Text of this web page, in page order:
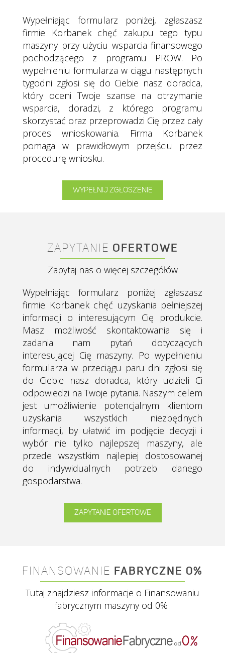
Wypełniając formularz poniżej, zgłaszasz
firmie Korbanek chęć zakupu tego typu
maszyny przy użyciu wsparcia finansowego
pochodzącego z programu PROW.
Po
wypełnieniu formularza w ciągu następnych
tygodni zgłosi się do Ciebie nasz doradca,
który oceni Twoje szanse na otrzymanie
wsparcia, doradzi, z którego programu
skorzystać oraz przeprowadzi Cię przez cały
proces wnioskowania. Firma Korbanek
pomaga w prawidłowym przejściu przez
procedurę wniosku.
WYPEŁNIJ ZGŁOSZENIE
ZAPYTANIE OFERTOWE
Zapytaj nas o więcej szczegółów
Wypełniając formularz poniżej zgłaszasz
firmie Korbanek chęć uzyskania pełniejszej
informacji o interesującym Cię produkcie.
Masz możliwość skontaktowania się i
zadania nam pytań dotyczących
interesującej Cię maszyny. Po wypełnieniu
formularza w przeciągu paru dni zgłosi się
do Ciebie nasz doradca, który udzieli Ci
odpowiedzi na Twoje pytania. Naszym celem
jest umożliwienie potencjalnym klientom
uzyskania wszystkich niezbędnych
informacji, by ułatwić im podjęcie decyzji i
wybór nie tylko najlepszej maszyny, ale
przede wszystkim najlepiej dostosowanej
do indywidualnych potrzeb danego
gospodarstwa.
ZAPYTANIE OFERTOWE
FINANSOWANIE FABRYCZNE 0%
Tutaj znajdziesz informacje o Finansowaniu
fabrycznym maszyny od 0%